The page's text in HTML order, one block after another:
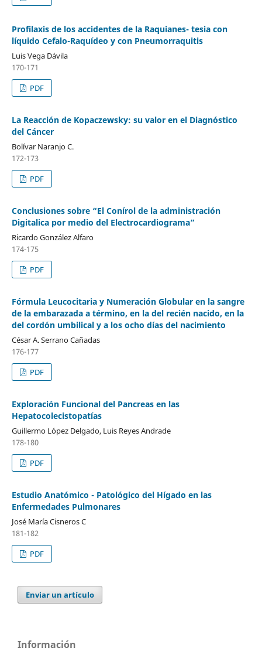
Profilaxis de los accidentes de la Raquianes- tesia con
líquido Cefalo-Raquídeo y con Pneumorraquitis
Luis Vega Dávila
170-171
PDF
La Reacción de Kopaczewsky: su valor en el Diagnóstico
del Cáncer
Bolívar Naranjo C.
172-173
PDF
Conclusiones sobre “El Conírol de la administración
Digitalica por medio del Electrocardiograma”
Ricardo González Alfaro
174-175
PDF
Fórmula Leucocitaria y Numeración Globular en la sangre
de la embarazada a término, en la del recién nacido, en la
del cordón umbilical y a los ocho días del nacimiento
César A. Serrano Cañadas
176-177
PDF
Exploración Funcional del Pancreas en las
Hepatocolecistopatías
Guillermo López Delgado, Luis Reyes Andrade
178-180
PDF
Estudio Anatómico - Patológico del Hígado en las
Enfermedades Pulmonares
José María Cisneros C
181-182
PDF
Enviar un artículo
Información